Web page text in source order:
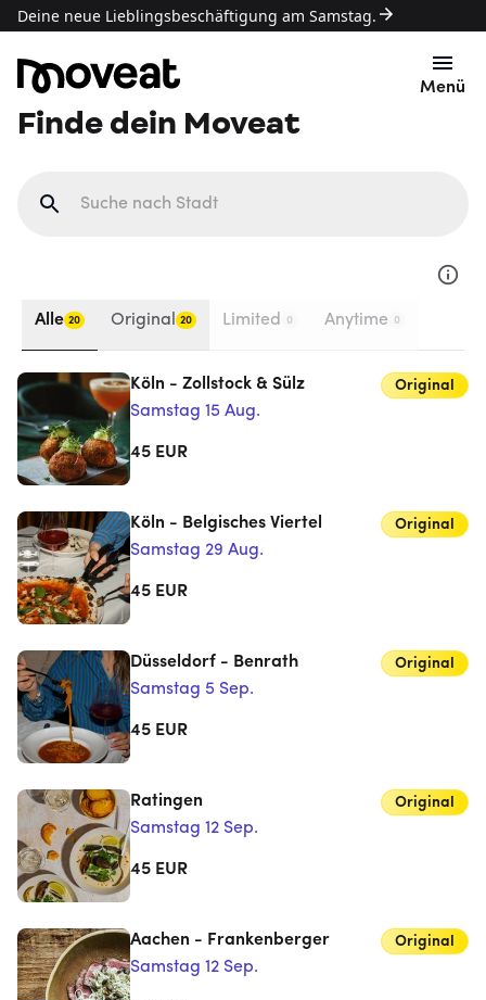
Deine neue Lieblingsbeschäftigung am Samstag.
Menü
Finde dein Moveat
Alle 20 Original 20 Limited 0 Anytime 0
Köln - Zollstock & Sülz
Samstag 15 Aug.
Original
45 EUR
Köln - Belgisches Viertel
Samstag 29 Aug.
Original
45 EUR
Düsseldorf - Benrath
Samstag 5 Sep.
Original
45 EUR
Ratingen
Samstag 12 Sep.
Original
45 EUR
Aachen - Frankenberger
Samstag 12 Sep.
Original